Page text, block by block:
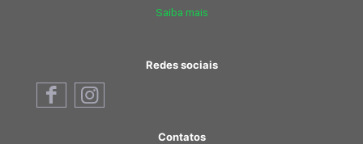
Saiba mais
Redes sociais
Contatos